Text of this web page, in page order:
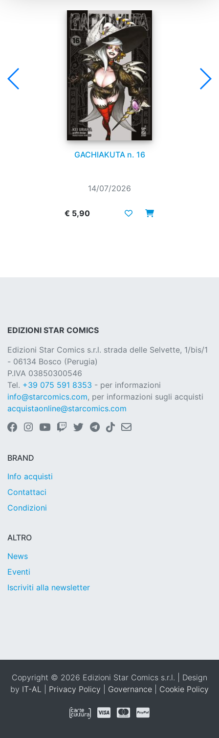
GACHIAKUTA n. 16
14/07/2026
€ 5,90
EDIZIONI STAR COMICS
Edizioni Star Comics s.r.l. strada delle Selvette, 1/bis/1
- 06134 Bosco (Perugia)
P.IVA 03850300546
Tel. +39 075 591 8353 - per informazioni
info@starcomics.com, per informazioni sugli acquisti
acquistaonline@starcomics.com
BRAND
Info acquisti
Contattaci
Condizioni
ALTRO
News
Eventi
Iscriviti alla newsletter
Copyright © 2026 Edizioni Star Comics s.r.l. | Design
by IT-AL Privacy Policy Governance Cookie Policy